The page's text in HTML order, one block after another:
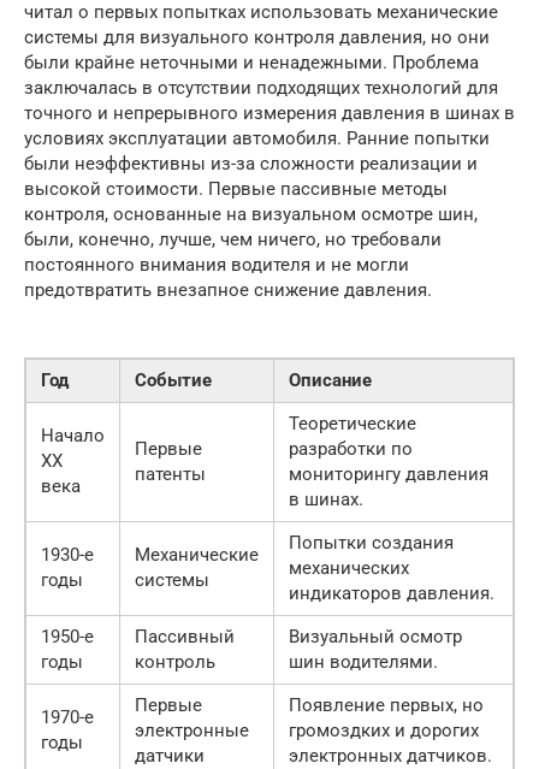
читал о первых попытках использовать механические
системы для визуального контроля давления, но они
были крайне неточными и ненадежными. Проблема
заключалась в отсутствии подходящих технологий для
точного и непрерывного измерения давления в шинах в
условиях эксплуатации автомобиля. Ранние попытки
были неэффективны из-за сложности реализации и
высокой стоимости. Первые пассивные методы
контроля, основанные на визуальном осмотре шин,
были, конечно, лучше, чем ничего, но требовали
постоянного внимания водителя и не могли
предотвратить внезапное снижение давления.
Год Событие Описание
Начало
XX
века
Первые
патенты
Теоретические
разработки по
мониторингу давления
в шинах.
1930-е
годы
Механические
системы
Попытки создания
механических
индикаторов давления.
1950-е
годы
Пассивный
контроль
Визуальный осмотр
шин водителями.
1970-е
годы
Первые
электронные
датчики
Появление первых, но
громоздких и дорогих
электронных датчиков.